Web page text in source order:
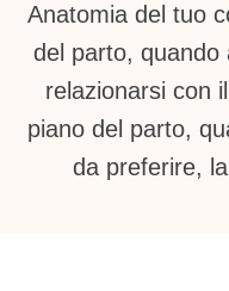
Anatomia del tuo
del parto, quando
relazionarsi con
piano del parto,
da preferire,